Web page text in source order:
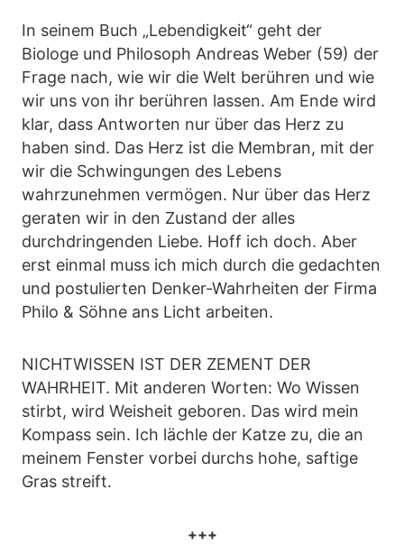
In seinem Buch „Lebendigkeit“ geht der
Biologe und Philosoph Andreas Weber (59) der
Frage nach, wie wir die Welt berühren und wie
wir uns von ihr berühren lassen. Am Ende wird
klar, dass Antworten nur über das Herz zu
haben sind. Das Herz ist die Membran, mit der
wir die Schwingungen des Lebens
wahrzunehmen vermögen. Nur über das Herz
geraten wir in den Zustand der alles
durchdringenden Liebe. Hoff ich doch. Aber
erst einmal muss ich mich durch die gedachten
und postulierten Denker-Wahrheiten der Firma
Philo & Söhne ans Licht arbeiten.
NICHTWISSEN IST DER ZEMENT DER
WAHRHEIT. Mit anderen Worten: Wo Wissen
stirbt, wird Weisheit geboren. Das wird mein
Kompass sein. Ich lächle der Katze zu, die an
meinem Fenster vorbei durchs hohe, saftige
Gras streift.
+++